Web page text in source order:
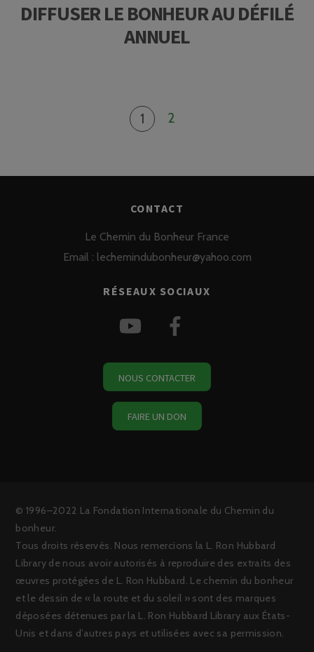
DIFFUSER LE BONHEUR AU DÉFILÉ
ANNUEL
1 2
CONTACT
Le Chemin du Bonheur France
Email : lechemindubonheur@yahoo.com
RÉSEAUX SOCIAUX
NOUS CONTACTER
FAIRE UN DON
© 1996–2022 La Fondation Internationale du Chemin du
bonheur.
Tous droits réservés. Nous remercions la L. Ron Hubbard
Library de nous avoir autorisés à reproduire des extraits des
œuvres protégées de L. Ron Hubbard. Le chemin du bonheur
et le dessin de « la route et du soleil » sont des marques
déposées détenues par la L. Ron Hubbard Library aux États-
Unis et dans d’autres pays et utilisées avec sa permission.